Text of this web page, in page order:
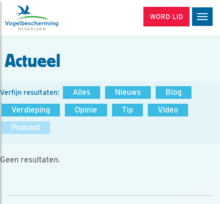
WORD LID
Actueel
Verfijn resultaten: Alles Nieuws
Blog
Verdieping
Opinie Tip
Video
Podcast
Geen resultaten.